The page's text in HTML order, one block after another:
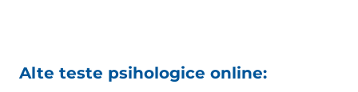
Alte teste psihologice online: